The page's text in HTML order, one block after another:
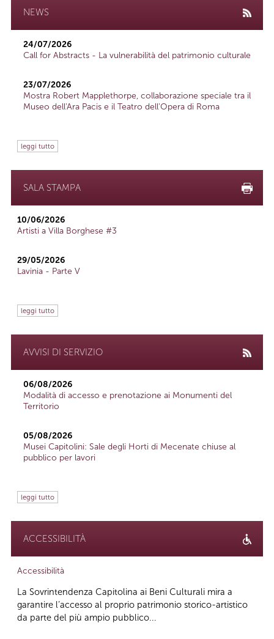
NEWS
24/07/2026
Call for Abstracts - La vulnerabilità del patrimonio culturale
23/07/2026
Mostra Robert Mapplethorpe, collaborazione speciale tra il
Museo dell'Ara Pacis e il Teatro dell'Opera di Roma
leggi tutto
SALA STAMPA
10/06/2026
Artisti a Villa Borghese #3
29/05/2026
Lavinia - Parte V
leggi tutto
AVVISI DI SERVIZIO
06/08/2026
Modalità di accesso e prenotazione ai Monumenti del
Territorio
05/08/2026
Musei Capitolini: Sale degli Horti di Mecenate chiuse al
pubblico per lavori
leggi tutto
ACCESSIBILITÀ
Accessibilità
La Sovrintendenza Capitolina ai Beni Culturali mira a
garantire l’accesso al proprio patrimonio storico-artistico
da parte del più ampio pubblico...